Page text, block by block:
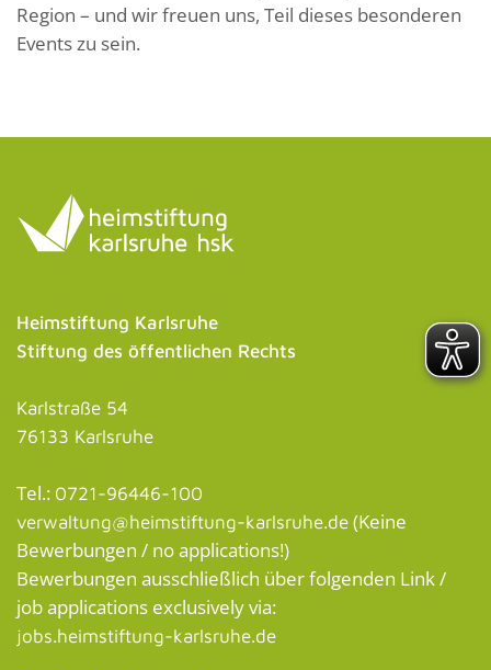
Region – und wir freuen uns, Teil dieses besonderen
Events zu sein.
Heimstiftung Karlsruhe
Stiftung des öffentlichen Rechts
Karlstraße 54
76133 Karlsruhe
Tel.: 0721-96446-100
verwaltung@heimstiftung-karlsruhe.de (Keine
Bewerbungen / no applications!)
Bewerbungen ausschließlich über folgenden Link /
job applications exclusively via:
jobs.heimstiftung-karlsruhe.de